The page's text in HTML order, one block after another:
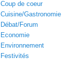
Coup de coeur
Cuisine/Gastronomie
Débat/Forum
Economie
Environnement
Festivités